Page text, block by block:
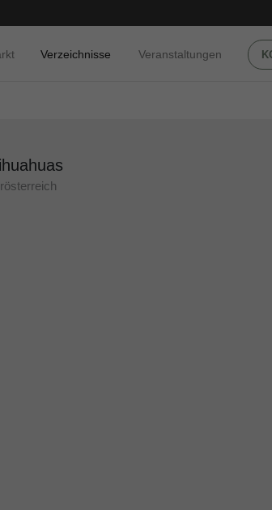
Verzeichnisse Veranstaltungen